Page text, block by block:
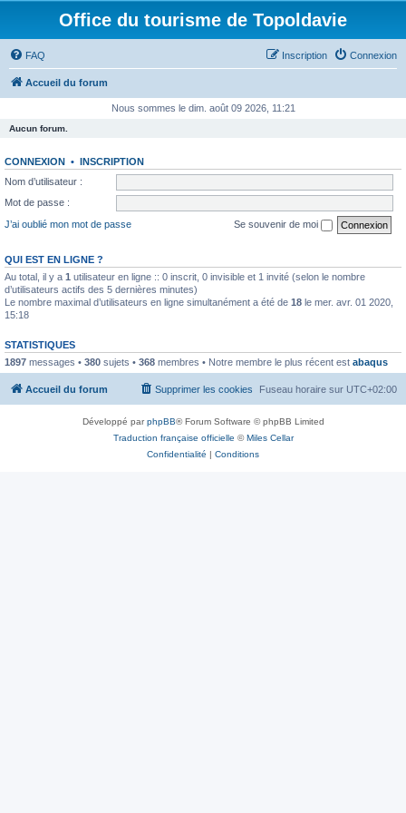
Office du tourisme de Topoldavie
FAQ Connexion
Inscription
Accueil du forum
Nous sommes le dim. août 09 2026, 11:21
Aucun forum.
CONNEXION • INSCRIPTION
Nom d’utilisateur :
Mot de passe :
J’ai oublié mon mot de passe
Se souvenir de moi
QUI EST EN LIGNE ?
Au total, il y a 1 utilisateur en ligne :: 0 inscrit, 0 invisible et 1 invité (selon le nombre
d’utilisateurs actifs des 5 dernières minutes)
Le nombre maximal d’utilisateurs en ligne simultanément a été de 18 le mer. avr. 01 2020,
15:18
STATISTIQUES
1897 messages • 380 sujets • 368 membres • Notre membre le plus récent est abaqus
Accueil du forum Fuseau horaire sur UTC+02:00
Supprimer les cookies
Développé parphpBB® Forum Software © phpBB Limited
Traduction française officielle ©Miles Cellar
Confidentialité | Conditions